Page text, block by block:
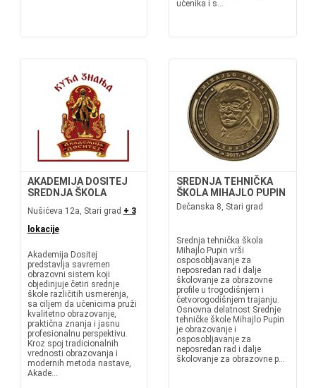
učenika i s...
AKADEMIJA DOSITEJ
SREDNJA ŠKOLA
Nušićeva 12a, Stari grad + 3
lokacije
Akademija Dositej
predstavlja savremen
obrazovni sistem koji
objedinjuje četiri srednje
škole različitih usmerenja,
sa ciljem da učenicima pruži
kvalitetno obrazovanje,
praktična znanja i jasnu
profesionalnu perspektivu.
Kroz spoj tradicionalnih
vrednosti obrazovanja i
modernih metoda nastave,
Akade...
SREDNJA TEHNIČKA
ŠKOLA MIHAJLO PUPIN
Dečanska 8, Stari grad
Srednja tehnička škola
Mihajlo Pupin vrši
osposobljavanje za
neposredan rad i dalje
školovanje za obrazovne
profile u trogodišnjem i
četvorogodišnjem trajanju.
Osnovna delatnost Srednje
tehničke škole Mihajlo Pupin
je obrazovanje i
osposobljavanje za
neposredan rad i dalje
školovanje za obrazovne p...